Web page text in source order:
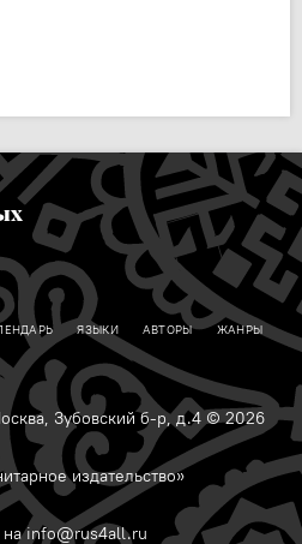
ЯЗЫКИ АВТОРЫ ЖАНРЫ
Зубовский б-р, д.4 © 2026
издательство»
наinfo@rus4all.ru